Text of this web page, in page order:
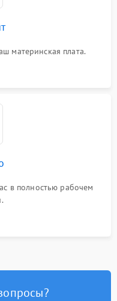
материнская плата.
в полностью рабочем